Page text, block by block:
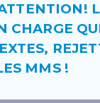
CHARGE
MMS !